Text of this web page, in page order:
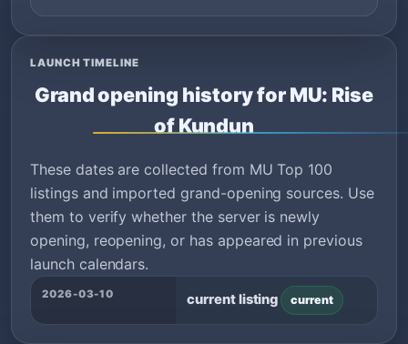
LAUNCH TIMELINE
Grand opening history for MU: Rise
of Kundun
These dates are collected from MU Top 100
listings and imported grand-opening sources. Use
them to verify whether the server is newly
opening, reopening, or has appeared in previous
launch calendars.
2026-03-10 current listing current